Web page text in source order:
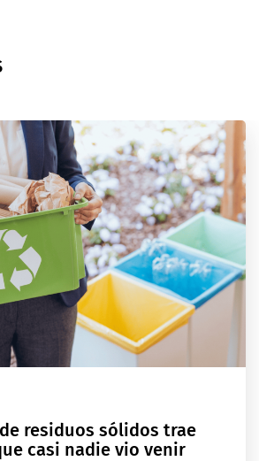
residuos sólidos trae
casi nadie vio venir